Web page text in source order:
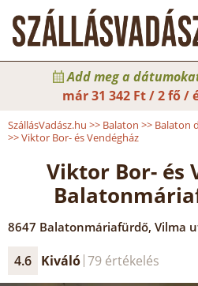
Add meg a
már31 342 Ft / 2 fő /
SzállásVadász.hu >> Balaton >> Balaton
>>Viktor Bor- és Vendégház
Viktor Bor- és
8647 Balatonmáriafürdő, Vilma
4.6 Kiváló 79 értékelés